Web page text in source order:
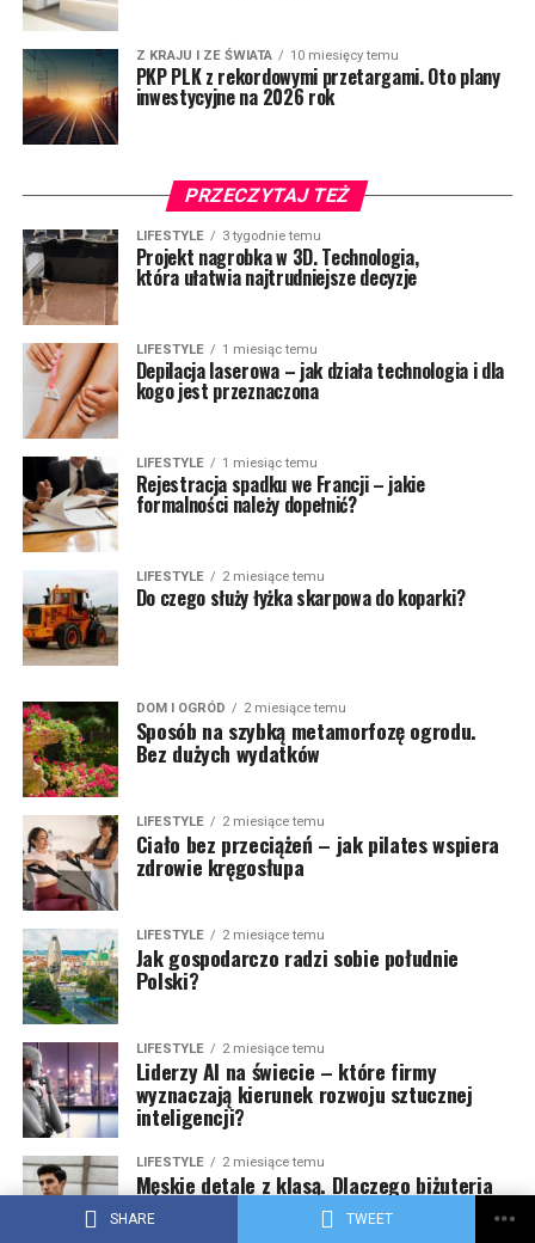
SHARE TWEET
Z KRAJU I ZE ŚWIATA 10 miesięcy temu
PKP PLK z rekordowymi przetargami. Oto plany
inwestycyjne na 2026 rok
PRZECZYTAJ TEŻ
LIFESTYLE 3 tygodnie temu
Projekt nagrobka w 3D. Technologia,
która ułatwia najtrudniejsze decyzje
LIFESTYLE 1 miesiąc temu
Depilacja laserowa – jak działa technologia i dla
kogo jest przeznaczona
LIFESTYLE 1 miesiąc temu
Rejestracja spadku we Francji – jakie
formalności należy dopełnić?
LIFESTYLE 2 miesiące temu
Do czego służy łyżka skarpowa do koparki?
DOM I OGRÓD 2 miesiące temu
Sposób na szybką metamorfozę ogrodu.
Bez dużych wydatków
LIFESTYLE 2 miesiące temu
Ciało bez przeciążeń – jak pilates wspiera
zdrowie kręgosłupa
LIFESTYLE 2 miesiące temu
Jak gospodarczo radzi sobie południe
Polski?
LIFESTYLE 2 miesiące temu
Liderzy AI na świecie – które firmy
wyznaczają kierunek rozwoju sztucznej
inteligencji?
LIFESTYLE 2 miesiące temu
Męskie detale z klasą. Dlaczego biżuteria
z kamieni naturalnych podbija rynek
premium?